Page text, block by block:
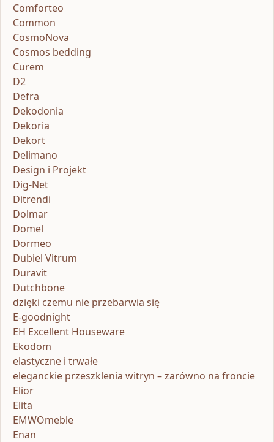
Comforteo
Common
CosmoNova
Cosmos bedding
Curem
D2
Defra
Dekodonia
Dekoria
Dekort
Delimano
Design i Projekt
Dig-Net
Ditrendi
Dolmar
Domel
Dormeo
Dubiel Vitrum
Duravit
Dutchbone
dzięki czemu nie przebarwia się
E-goodnight
EH Excellent Houseware
Ekodom
elastyczne i trwałe
eleganckie przeszklenia witryn – zarówno na froncie
Elior
Elita
EMWOmeble
Enan